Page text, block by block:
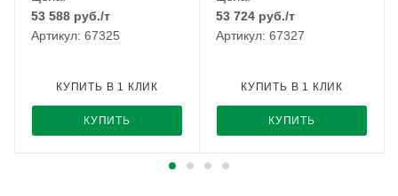
53 588 руб./т
Артикул: 67325
КУПИТЬ
КУПИТЬ В 1 КЛИК
53 724 руб./т
Артикул: 67327
КУПИТЬ
КУПИТЬ В 1 КЛИК